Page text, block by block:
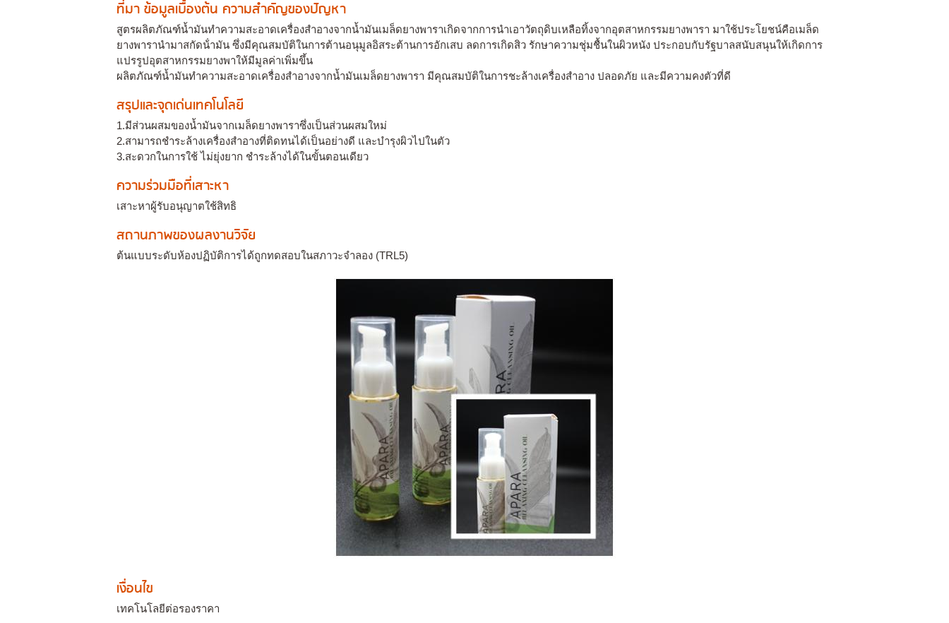
ที่มา ข้อมูลเบื้องต้น ความสำคัญของปัญหา
สูตรผลิตภัณฑ์น้ำมันทำความสะอาดเครื่องสำอางจากน้ำมันเมล็ดยางพาราเกิดจากการนําเอาวัตถุดิบเหลือทิ้งจากอุตสาหกรรมยางพารา มาใช้ประโยชน์คือเมล็ด
ยางพารานํามาสกัดน้ํามัน ซึ่งมีคุณสมบัติในการต้านอนุมูลอิสระต้านการอักเสบ ลดการเกิดสิว รักษาความชุ่มชื้นในผิวหนัง ประกอบกับรัฐบาลสนับสนุนให้เกิดการ
แปรรูปอุตสาหกรรมยางพาให้มีมูลค่าเพิ่มขึ้น
ผลิตภัณฑ์น้ำมันทําความสะอาดเครื่องสําอางจากน้ำมันเมล็ดยางพารา มีคุณสมบัติในการชะล้างเครื่องสําอาง ปลอดภัย และมีความคงตัวที่ดี
สรุปและจุดเด่นเทคโนโลยี
1.มีส่วนผสมของน้ำมันจากเมล็ดยางพาราซึ่งเป็นส่วนผสมใหม่
2.สามารถชําระล้างเครื่องสําอางที่ติดทนได้เป็นอย่างดี และบํารุงผิวไปในตัว
3.สะดวกในการใช้ ไม่ยุ่งยาก ชําระล้างได้ในขั้นตอนเดียว
ความร่วมมือที่เสาะหา
เสาะหาผู้รับอนุญาตใช้สิทธิ
สถานภาพของผลงานวิจัย
ต้นแบบระดับห้องปฏิบัติการได้ถูกทดสอบในสภาวะจำลอง (TRL5)
เงื่อนไข
เทคโนโลยีต่อรองราคา